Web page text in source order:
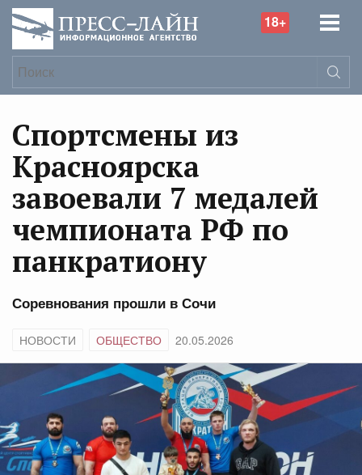
18+
Спортсмены из
Красноярска
завоевали 7 медалей
чемпионата РФ по
панкратиону
Соревнования прошли в Сочи
НОВОСТИ ОБЩЕСТВО 20.05.2026